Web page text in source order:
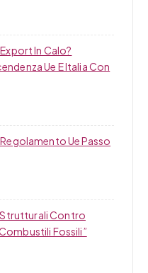
In Calo?
Ue E Italia Con
Ue Passo
Contro
Fossili”